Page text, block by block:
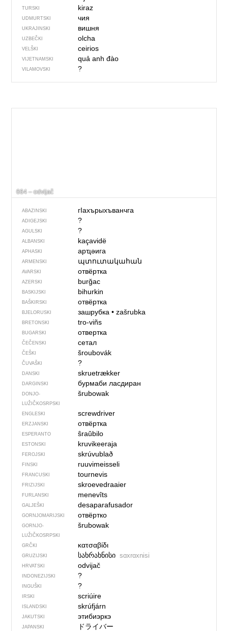
TURSKI kiraz
UDMURTSKI чия
UKRAJINSKI вишня
UZBEČKI olcha
VELŠKI ceirios
VIJETNAMSKI quả anh đào
VILAMOVSKI ?
664 – odvijač
ABAZINSKI гIахърыхъванчга
ADIGEJSKI ?
AGULSKI ?
ALBANSKI kaçavidë
APHASKI арҵәига
ARMENSKI պտուտակահան
AVARSKI отвёртка
AZERSKI burğac
BASKIJSKI bihurkin
BAŠKIRSKI отвёртка
BJELORUSKI зашрубка• zašrubka
BRETONSKI tro-viñs
BUGARSKI отвертка
ČEČENSKI сетал
ČEŠKI šroubovák
ČUVAŠKI ?
DANSKI skruetrækker
DARGINSKI бурмаби ласдиран
DONJO­
LUŽIČKOSRPSKI
šrubowak
ENGLESKI screwdriver
ERZJANSKI отвёртка
ESPERANTO ŝraŭbilo
ESTONSKI kruvikeeraja
FEROJSKI skrúvublað
FINSKI ruuvimeisseli
FRANCUSKI tournevis
FRIZIJSKI skroevedraaier
FURLANSKI menevîts
GALJEŠKI desaparafusador
GORNJOMARIJSKI отвёртко
GORNJO­
LUŽIČKOSRPSKI
šrubowak
GRČKI κατσαβίδι
GRUZIJSKI სახრახნისი sɑxrɑxnisi
HRVATSKI odvijač
INDONEZIJSKI ?
INGUŠKI ?
IRSKI scriúire
ISLANDSKI skrúfjárn
JAKUTSKI этибиэркэ
JAPANSKI ドライバー